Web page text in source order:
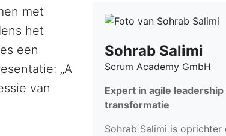
met
het
een
„A
van
Sohrab Salimi
Scrum Academy GmbH
Expert in agile leadership
transformatie
Sohrab Salimi is oprichter